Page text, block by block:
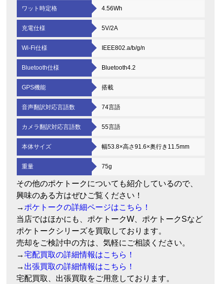
ワット時定格 4.56Wh
充電仕様 5V/2A
Wi-Fi仕様 IEEE802.a/b/g/n
Bluetooth仕様 Bluetooth4.2
GPS機能 搭載
音声翻訳対応言語数 74言語
カメラ翻訳対応言語数 55言語
本体サイズ 幅53.8×高さ91.6×奥行き11.5mm
重量 75g
その他のポケトークについても紹介しているので、
興味のある方はぜひご覧ください！
→ ポケトークの詳細ページはこちら！
当店ではほかにも、ポケトークW、ポケトークSなど
ポケトークシリーズを買取しております。
売却をご検討中の方は、気軽にご相談ください。
→宅配買取の詳細情報はこちら！
→ 出張買取の詳細情報はこちら！
宅配買取、出張買取をご用意しております。